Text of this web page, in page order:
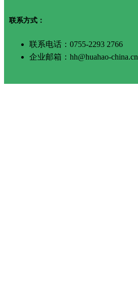
联系方式：
联系电话：0755-2293 2766
企业邮箱：hh@huahao-china.cn